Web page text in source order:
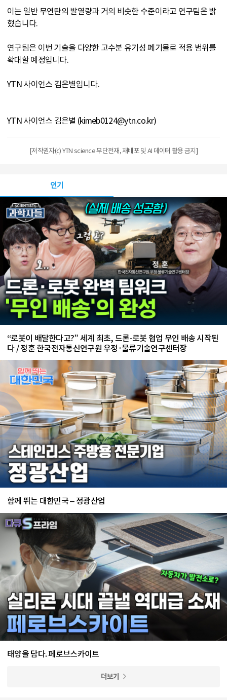
이는 일반 무연탄의 발열량과 거의 비슷한 수준이라고 연구팀은 밝
혔습니다.
연구팀은 이번 기술을 다양한 고수분 유기성 폐기물로 적용 범위를
확대할 예정입니다.
YTN 사이언스 김은별입니다.
YTN 사이언스 김은별 (kimeb0124@ytn.co.kr)
[저작권자(c) YTN science 무단전재, 재배포 및 AI 데이터 활용 금지]
인기
“로봇이 배달한다고?” 세계 최초, 드론-로봇 협업 무인 배송 시작된
다 / 정훈 한국전자통신연구원 우정·물류기술연구센터장
함께 뛰는 대한민국 – 정광산업
태양을 담다. 페로브스카이트
더보기